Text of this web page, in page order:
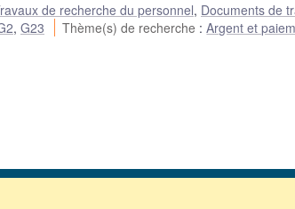
de recherche du personnel, Documents de
, G23 Thème(s) de recherche :Argent et